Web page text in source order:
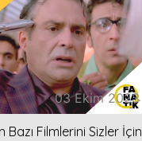
03 Ekim 2023
Bazı Filmlerini Sizler İçin